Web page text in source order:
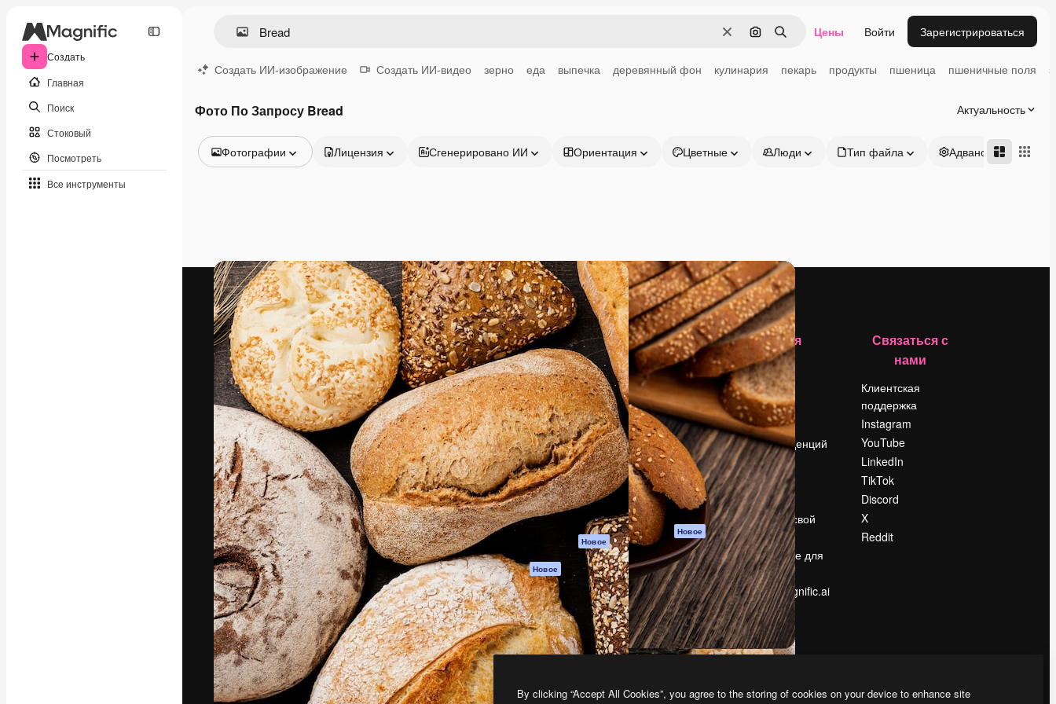
Создать
Главная
Поиск
Стоковый
Посмотреть
Все инструменты
ОчиститьПоиск по изображению
Поиск Цены Войти Зарегистрироваться
Создать ИИ-изображение Создать ИИ-видео зерно еда выпечка деревянный фон кулинария пекарь продукты пшеница пшеничные поля
Фото По Запросу Bread Актуальность
Фотографии
Видео
Видеоролик
Моушн-дизайн
Видеошаблоны
Иконки
3D-модели
Шрифты
Лицензия Сгенерировано ИИ Ориентация Цветные Люди Тип файла Адвансд
Креативная платформа для создания
ваших лучших работ. Более 1 миллиона
подписчиков среди креаторов,
предприятий, агентств и студий.
Pусский
Продукция
Spaces
ИИ-помощник
Генератор
изображений ИИ
Генератор видео
ИИ
Генератор голоса
на основе ИИ
Стоковый контент
MCP для
Claude/ChatGPT
Новое
Агенты Новое
API
Мобильное
приложение
Все инструменты
Magnific
Начать
Academy
Документация по
Пакету ИИ
Служба
поддержки
Условия и
положения
Политика
конфиденциальности
Оригиналы
Новое
Политика файлов
cookie
Центр доверия
Партнеры
Предприятие
Компания
Цены
О нас
Reviews
Вакансии
Поиск тенденций
Блог
События
Slidesgo
Продайте свой
контент
Помещение для
прессы
Ищете magnific.ai
Связаться с
нами
Клиентская
поддержка
Instagram
YouTube
LinkedIn
TikTok
Discord
X
Reddit
By clicking “Accept All Cookies”, you agree to the storing of cookies on your device to enhance site